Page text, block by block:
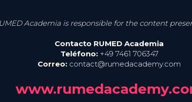
Academia is responsible for the content
Contacto RUMED Academia
Teléfono:+49 7461 706347
Correo: contact@rumedacademy.com